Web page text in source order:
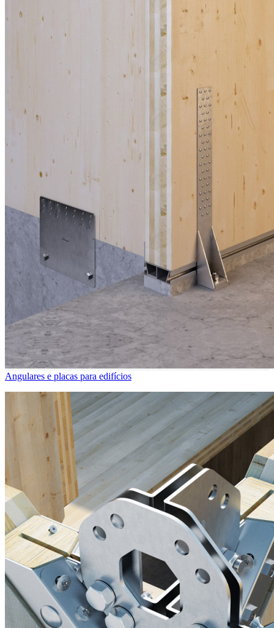
Angulares e placas para edifícios